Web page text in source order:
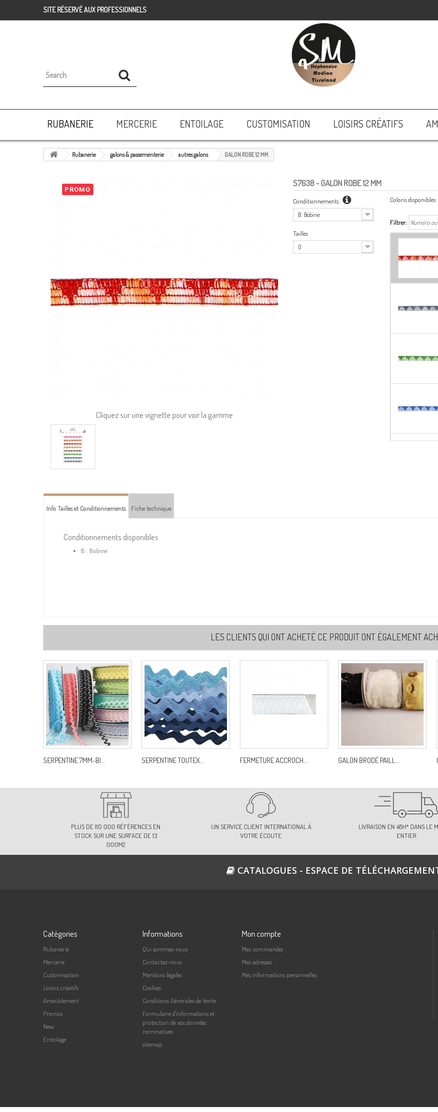
SITE RÉSERVÉ AUX PROFESSIONNELS
RUBANERIE MERCERIE ENTOILAGE CUSTOMISATION LOISIRS CRÉATIFS
Rubanerie galons & passementerie autres galons GALON ROBE 12 MM
PROMO
Cliquez sur une vignette pour voir la gamme
S7638- GALON ROBE 12 MM
Conditionnements
B : Bobine
Tailles
0
Coloris disponibles:
Filtrer:
Info Tailles et Conditionnements Fiche technique
Conditionnements disponibles
B : Bobine
LES CLIENTS QUI ONT ACHETÉ CE PRODUIT ONT ÉGALEMENT
SERPENTINE 7MM-BI... SERPENTINE TOUTEX... FERMETURE ACCROCH... GALON BRODÉ PAILL...
PLUS DE 110 000 RÉFÉRENCES EN
STOCK SUR UNE SURFACE DE 13
000M2
UN SERVICE CLIENT INTERNATIONAL À
VOTRE ÉCOUTE
LIVRAISON EN 48H* DANS LE
ENTIER
CATALOGUES - ESPACE DE
Catégories
Rubanerie
Mercerie
Customisation
Loisirs créatifs
Ameublement
Promos
New
Entoilage
Informations
Qui sommes-nous
Contactez-nous
Mentions légales
Cookies
Conditions Générales de Vente
Formulaire d'informations et
protection de vos données
nominatives
sitemap
Mon compte
Mes commandes
Mes adresses
Mes informations personnelles